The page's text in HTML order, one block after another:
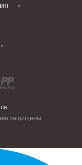
защищены.